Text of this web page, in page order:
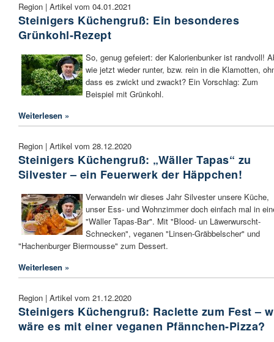
Region | Artikel vom 04.01.2021
Steinigers Küchengruß: Ein besonderes
Grünkohl-Rezept
So, genug gefeiert: der Kalorienbunker ist randvoll!
wie jetzt wieder runter, bzw. rein in die Klamotten,
dass es zwickt und zwackt? Ein Vorschlag: Zum
Beispiel mit Grünkohl.
Weiterlesen »
Region | Artikel vom 28.12.2020
Steinigers Küchengruß: „Wäller Tapas“ zu
Silvester – ein Feuerwerk der Häppchen!
Verwandeln wir dieses Jahr Silvester unsere Küche,
unser Ess- und Wohnzimmer doch einfach mal in
"Wäller Tapas-Bar". Mit "Blood- un Läwerwurscht-
Schnecken", veganen "Linsen-Gräbbelscher" und
"Hachenburger Biermousse" zum Dessert.
Weiterlesen »
Region | Artikel vom 21.12.2020
Steinigers Küchengruß: Raclette zum Fest –
wäre es mit einer veganen Pfännchen-Pizza?